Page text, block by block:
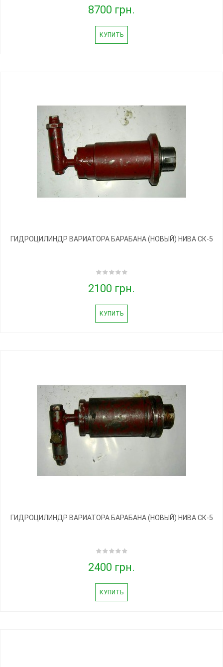
8700 грн.
КУПИТЬ
ГИДРОЦИЛИНДР ВАРИАТОРА БАРАБАНА (НОВЫЙ) НИВА СК-5
2100 грн.
КУПИТЬ
ГИДРОЦИЛИНДР ВАРИАТОРА БАРАБАНА (НОВЫЙ) НИВА СК-5
2400 грн.
КУПИТЬ